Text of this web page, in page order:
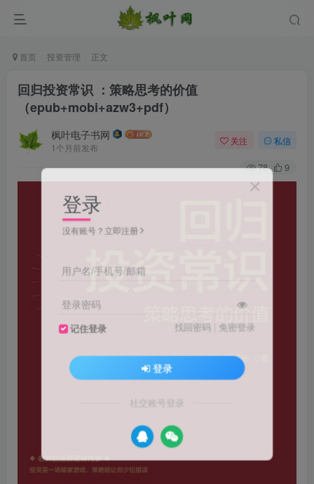
首页 投资管理 正文
回归投资常识 ：策略思考的价值
（epub+mobi+azw3+pdf）
枫叶电子书网
1个月前发布
关注 私信
78 9
登录
没有账号？立即注册
用户名/手机号/邮箱
登录密码
记住登录 找回密码 免密登录
登录
社交账号登录